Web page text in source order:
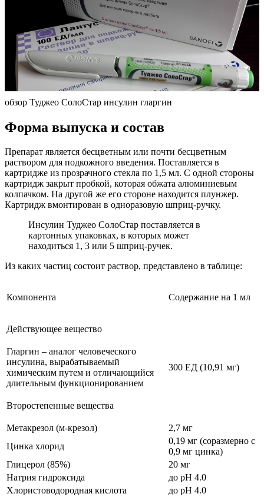
обзор Туджео СолоСтар инсулин гларгин
Форма выпуска и состав
Препарат является бесцветным или почти бесцветным
раствором для подкожного введения. Поставляется в
картридже из прозрачного стекла по 1,5 мл. С одной стороны
картридж закрыт пробкой, которая обжата алюминиевым
колпачком. На другой же его стороне находится плунжер.
Картридж вмонтирован в одноразовую шприц-ручку.
Инсулин Туджео СолоСтар поставляется в
картонных упаковках, в которых может
находиться 1, 3 или 5 шприц-ручек.
Из каких частиц состоит раствор, представлено в таблице:
Компонента Содержание на 1 мл
Действующее вещество
Гларгин – аналог человеческого
инсулина, вырабатываемый
химическим путем и отличающийся
длительным функционированием
300 ЕД (10,91 мг)
Второстепенные вещества
Метакрезол (м-крезол)
2,7 мг
Цинка хлорид
0,19 мг (соразмерно с
0,9 мг цинка)
Глицерол (85%)
20 мг
Натрия гидроксида
до pH 4.0
Хлористоводородная кислота
до pH 4.0